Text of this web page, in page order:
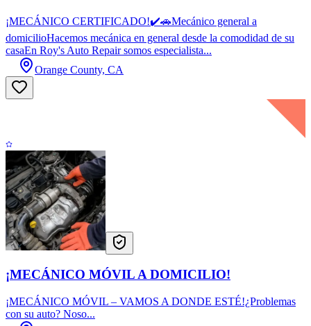
¡MECÁNICO CERTIFICADO!✔️🚗Mecánico general a
domicilioHacemos mecánica en general desde la comodidad de su
casaEn Roy's Auto Repair somos especialista...
Orange County, CA
¡MECÁNICO MÓVIL A DOMICILIO!
¡MECÁNICO MÓVIL – VAMOS A DONDE ESTÉ!¿Problemas
con su auto? Noso...